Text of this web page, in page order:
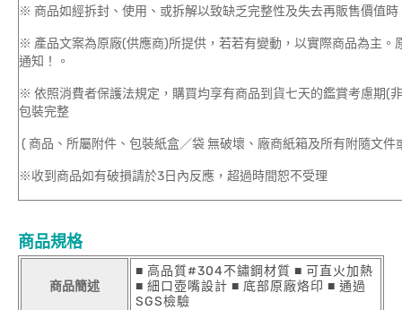
※ 商品如經拆封、使用、或拆解以致缺乏完整性及失去再販售價值
※ 產品文案為原廠(供應商)所提供，若若有變動，以實際商品為主。
通知！。
※ 依照消費者保護法規定，購買均享有商品到貨七天的鑑賞考慮期(
包裝完整
( 商品、所屬附件、包裝紙盒／袋 無破壞、廠商紙箱及所有附隨文
※收到商品如有破損請於3日內反應，超過時間恕不受理
商品規格
商品簡述
■ 高品質#304不鏽鋼材質 ■ 可直火加熱
■ 細口壺嘴設計 ■ 底部原廠烙印 ■ 通過
SGS檢驗